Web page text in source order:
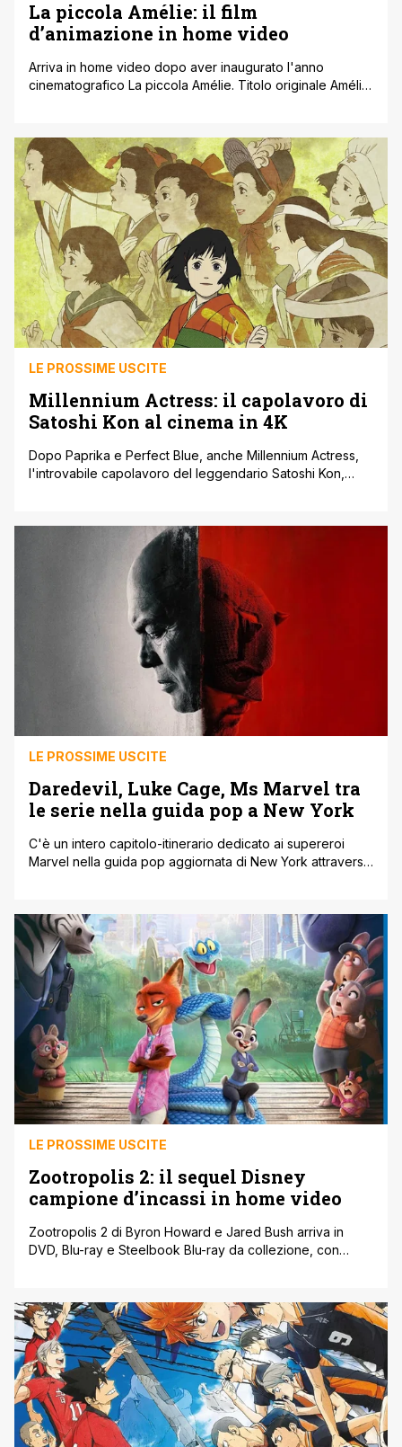
La piccola Amélie: il film
d’animazione in home video
Arriva in home video dopo aver inaugurato l'anno
cinematografico La piccola Amélie. Titolo originale Amélie
romanzo bestseller Metafisica dei tubi di Amélie Nothomb.
Vincitore del Premio del pubblico all’Annecy International
Animation Film Festival e del [']
LE PROSSIME USCITE
Millennium Actress: il capolavoro di
Satoshi Kon al cinema in 4K
Dopo Paprika e Perfect Blue, anche Millennium Actress,
l'introvabile capolavoro del leggendario Satoshi Kon,
Diretto da Satoshi Kon, pubblicato in DVD da Eagle
Pictures nel 2008 e trasmesso in tv su Rai 4 a Natale [']
LE PROSSIME USCITE
Daredevil, Luke Cage, Ms Marvel tra
le serie nella guida pop a New York
C'è un intero capitolo-itinerario dedicato ai supereroi
Marvel nella guida pop aggiornata di New York attraverso
cineturismo; pubblica Linea Edizioni. Negli ultimi vent’anni
le serie tv sono diventate uno dei modi più efficaci per
leggere [']
LE PROSSIME USCITE
Zootropolis 2: il sequel Disney
campione d’incassi in home video
Zootropolis 2 di Byron Howard e Jared Bush arriva in
DVD, Blu-ray e Steelbook Blu-ray da collezione, con
film della saga e imperdibili speciali. Pubblica Eagle
Pictures. Secondo capitolo della celebre saga Disney
ambientata nella metropoli animale più amata [']